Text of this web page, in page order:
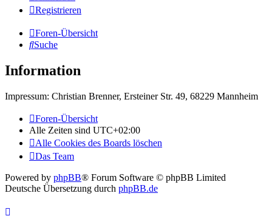
Registrieren
Foren-Übersicht
Suche
Information
Impressum: Christian Brenner, Ersteiner Str. 49, 68229 Mannheim
Foren-Übersicht
Alle Zeiten sind UTC+02:00
Alle Cookies des Boards löschen
Das Team
Powered by phpBB® Forum Software © phpBB Limited
Deutsche Übersetzung durch phpBB.de